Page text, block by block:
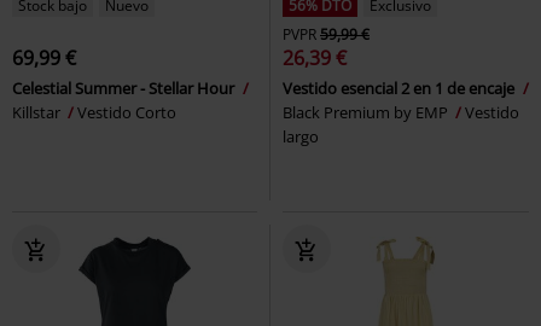
Stock bajo Nuevo
69,99 €
Celestial Summer - Stellar Hour
Killstar
Vestido Corto
56% DTO
Exclusivo
PVPR59,99 €
26,39 €
Vestido esencial 2 en 1 de encaje
Black Premium by EMP
Vestido
largo